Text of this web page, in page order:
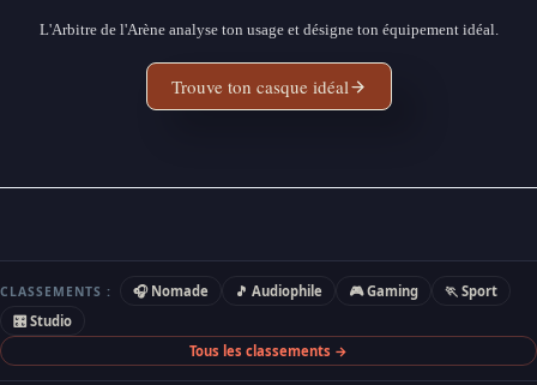
L'Arbitre de l'Arène analyse ton usage et désigne ton équipement idéal.
Trouve ton casque idéal
CLASSEMENTS : 🎧 Nomade 🎵 Audiophile 🎮 Gaming
🏃 Sport
🎛 Studio
Tous les classements →